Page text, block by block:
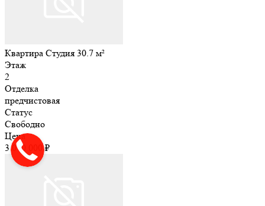
Квартира Студия 30.7 м²
Этаж
2
Отделка
предчистовая
Статус
Свободно
Цена
3 070 000 ₽